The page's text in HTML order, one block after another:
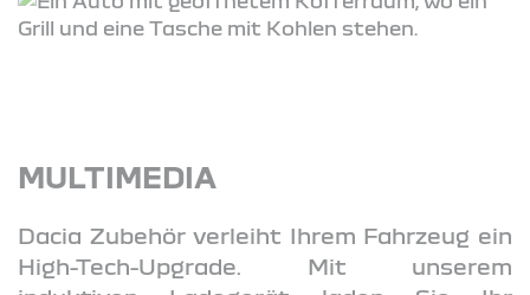
MULTIMEDIA
Dacia Zubehör verleiht Ihrem Fahrzeug ein
High-Tech-Upgrade. Mit unserem